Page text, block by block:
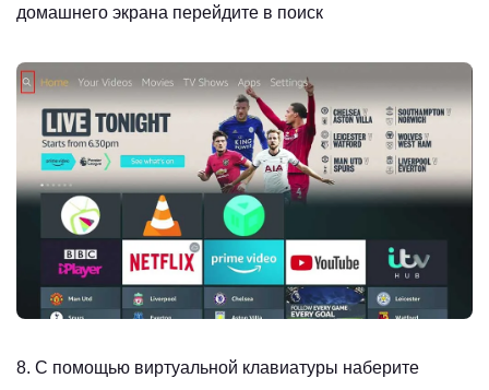
домашнего экрана перейдите в поиск
8. С помощью виртуальной клавиатуры наберите